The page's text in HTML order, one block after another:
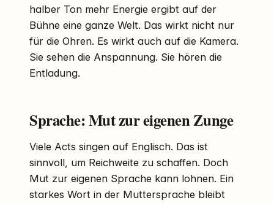
halber Ton mehr Energie ergibt auf der
Bühne eine ganze Welt. Das wirkt nicht nur
für die Ohren. Es wirkt auch auf die Kamera.
Sie sehen die Anspannung. Sie hören die
Entladung.
Sprache: Mut zur eigenen Zunge
Viele Acts singen auf Englisch. Das ist
sinnvoll, um Reichweite zu schaffen. Doch
Mut zur eigenen Sprache kann lohnen. Ein
starkes Wort in der Muttersprache bleibt